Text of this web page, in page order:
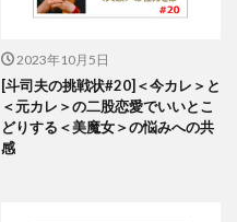
2023年10月5日
[斗司夫の挑戦状#20]＜今カレ＞と
＜元カレ＞の二股恋愛でいいとこ
どりする＜美魔女＞の悩みへの共
感